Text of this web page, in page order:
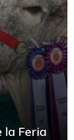
la Feria